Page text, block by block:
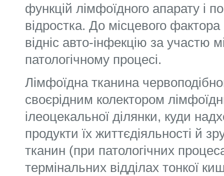
функцій лімфоїдного апарату і
відростка. До місцевого
відніс авто-інфекцію за участю
патологічному процесі.
Лімфоїдна тканина
своєрідним колектором
ілеоцекальної ділянки, куди
продукти їх життєдіяльності й
тканин (при патологічних
термінальних відділах тонкої